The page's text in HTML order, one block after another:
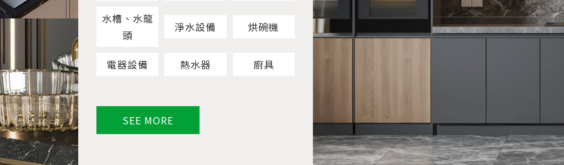
水槽、水龍
頭
淨水設備 烘碗機
電器設備 熱水器 廚具
SEE MORE